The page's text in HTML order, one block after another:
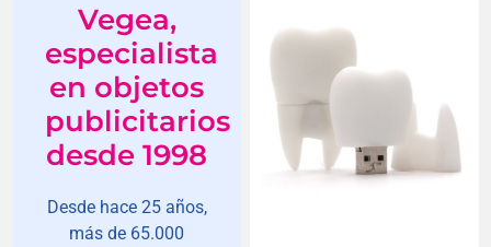
Vegea,
especialista
en objetos
publicitarios
desde 1998
Desde hace 25 años,
más de 65.000